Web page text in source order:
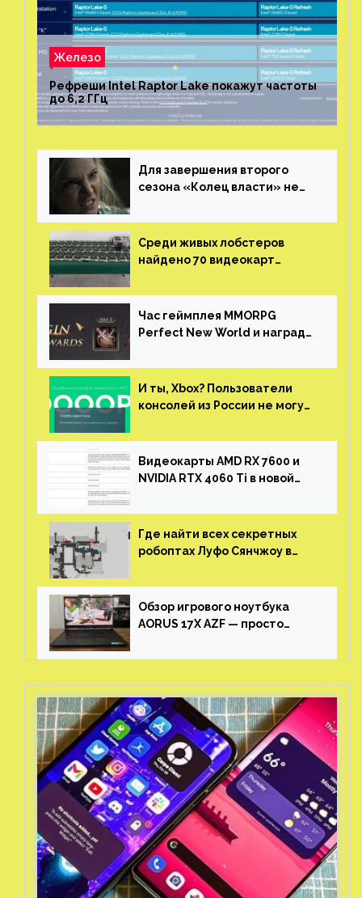
Железо
Рефреши Intel Raptor Lake покажут частоты
до 6,2 ГГц
Для завершения второго
сезона «Колец власти» не
Среди живых лобстеров
найдено 70 видеокарт
китайской таможни
Час геймплея MMORPG
Perfect New World и награды
И ты, Xbox? Пользователи
консолей из России не могут
Видеокарты AMD RX 7600 и
NVIDIA RTX 4060 Ti в новой
Где найти всех секретных
робоптах Луфо Сянчжоу в
Обзор игрового ноутбука
AORUS 17X AZF — просто